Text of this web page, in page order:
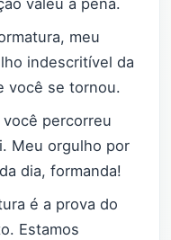
meu
indescritível da
você se tornou.
percorreu
Meu orgulho por
dia, formanda!
é a prova do
Estamos